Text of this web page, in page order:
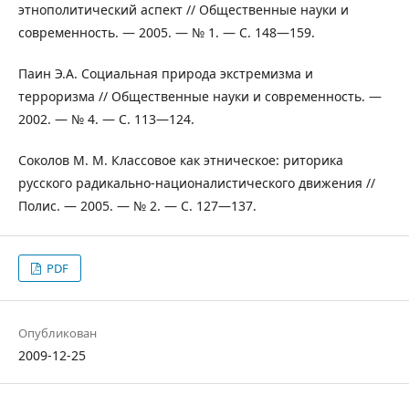
этнополитический аспект // Общественные науки и
современность. — 2005. — № 1. — С. 148—159.
Паин Э.А. Социальная природа экстремизма и
терроризма // Общественные науки и современность. —
2002. — № 4. — С. 113—124.
Соколов М. М. Классовое как этническое: риторика
русского радикально-националистического движения //
Полис. — 2005. — № 2. — С. 127—137.
PDF
Опубликован
2009-12-25